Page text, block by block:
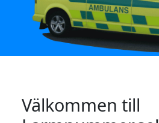
Välkommen till